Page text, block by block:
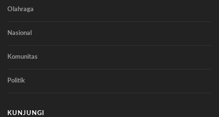
Olahraga
Nasional
Komunitas
Politik
KUNJUNGI